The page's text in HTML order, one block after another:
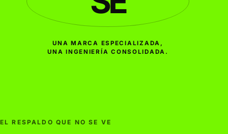
UNA MARCA ESPECIALIZADA,
UNA INGENIERÍA CONSOLIDADA.
EL RESPALDO QUE NO SE VE